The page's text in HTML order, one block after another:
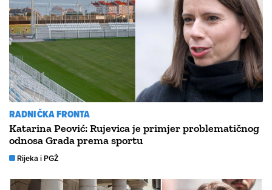
RADNIČKA FRONTA
Katarina Peović: Rujevica je primjer problematičnog
odnosa Grada prema sportu
Rijeka i PGŽ